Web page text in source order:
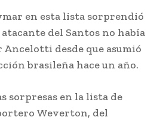
en esta lista sorprendió
atacante del Santos no había
desde que asumió
brasileña hace un año.
sorpresas en la lista de
Weverton, del